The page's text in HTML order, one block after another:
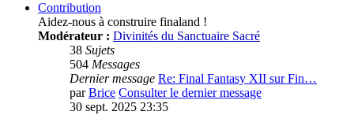
Contribution
Aidez-nous à construire finaland !
Modérateur : Divinités du Sanctuaire Sacré
38 Sujets
504 Messages
Dernier message Re: Final Fantasy XII sur Fin…
parBrice Consulter le dernier message
30 sept. 2025 23:35